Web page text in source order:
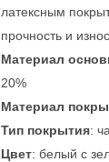
латексным
прочность и
Материал
20%
Материал
Тип покрытия:
Цвет: белый с